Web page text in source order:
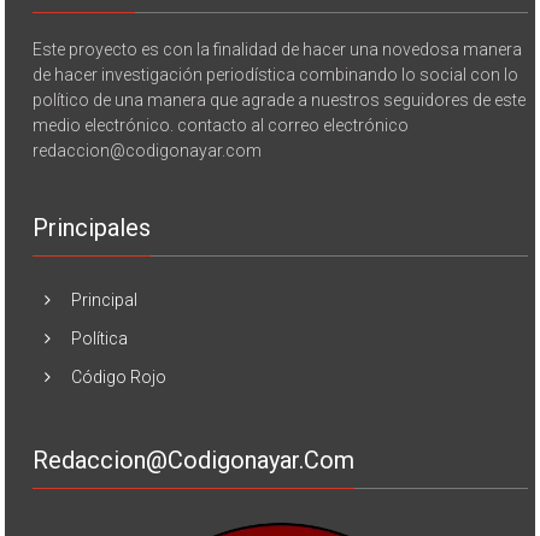
Este proyecto es con la finalidad de hacer una novedosa manera
de hacer investigación periodística combinando lo social con lo
político de una manera que agrade a nuestros seguidores de este
medio electrónico. contacto al correo electrónico
redaccion@codigonayar.com
Principales
Principal
Política
Código Rojo
Redaccion@codigonayar.com